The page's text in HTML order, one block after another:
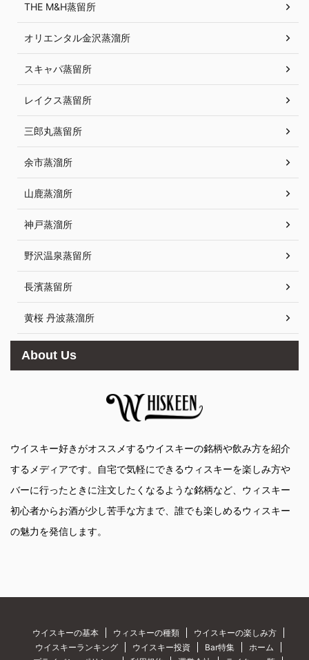
THE M&H蒸留所
オリエンタル金沢蒸溜所
スキャパ蒸留所
レイクス蒸留所
三郎丸蒸留所
余市蒸溜所
山鹿蒸溜所
神戸蒸溜所
野沢温泉蒸留所
長濱蒸留所
黄桜 丹波蒸溜所
About Us
ウイスキー好きがオススメするウイスキーの銘柄や飲み方を紹介
するメディアです。自宅で気軽にできるウィスキーを楽しみ方や
バーに行ったときに注文したくなるような銘柄など、ウィスキー
初心者からお酒が少し苦手な方まで、誰でも楽しめるウィスキー
の魅力を発信します。
ウイスキーの基本 ウィスキーの種類
ウイスキーの楽しみ方
ウイスキーランキング
ウイスキー投資 Bar特集
ホーム